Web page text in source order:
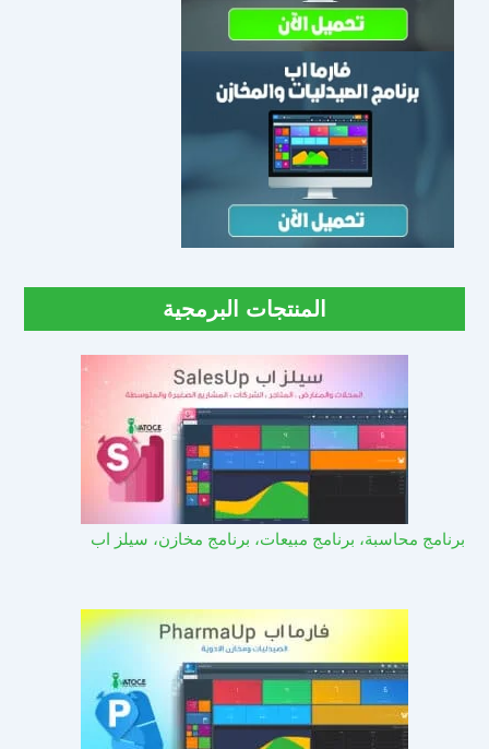
المنتجات البرمجية
برنامج محاسبة، برنامج مبيعات، برنامج مخازن، سيلز اب